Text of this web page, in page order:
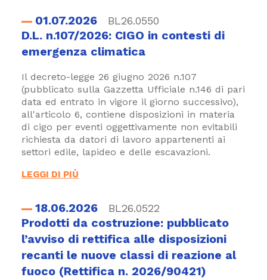
01.07.2026 BL26.0550
D.L. n.107/2026: CIGO in contesti di
emergenza climatica
Il decreto-legge 26 giugno 2026 n.107
(pubblicato sulla Gazzetta Ufficiale n.146 di pari
data ed entrato in vigore il giorno successivo),
all'articolo 6, contiene disposizioni in materia
di cigo per eventi oggettivamente non evitabili
richiesta da datori di lavoro appartenenti ai
settori edile, lapideo e delle escavazioni.
LEGGI DI PIÙ
18.06.2026 BL26.0522
Prodotti da costruzione: pubblicato
l’avviso di rettifica alle disposizioni
recanti le nuove classi di reazione al
fuoco (Rettifica n. 2026/90421)